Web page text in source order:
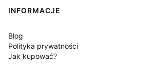
INFORMACJE
Blog
Polityka prywatności
Jak kupować?